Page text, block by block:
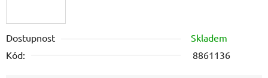
Dostupnost
Skladem
Kód:
8861136